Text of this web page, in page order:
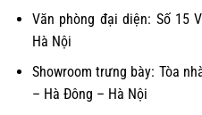
Văn phòng đại diện: Số 15
Hà Nội
Showroom trưng bày: Tòa
– Hà Đông – Hà Nội